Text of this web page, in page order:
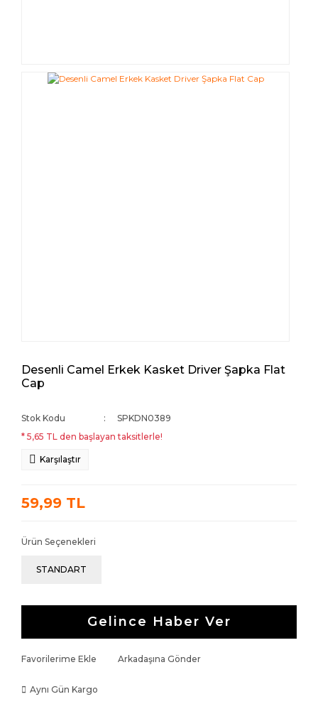
Desenli Camel Erkek Kasket Driver Şapka Flat
Cap
Stok Kodu
SPKDN0389
* 5,65 TL den başlayan taksitlerle!
Karşılaştır
59,99 TL
Ürün Seçenekleri
STANDART
Gelince Haber Ver
Favorilerime Ekle Arkadaşına Gönder
Aynı Gün Kargo